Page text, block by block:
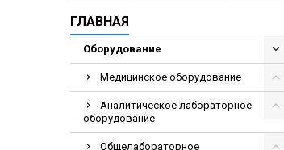
ГЛАВНАЯ
Оборудование
Медицинское оборудование
Аналитическое лабораторное
оборудование
Общелабораторное